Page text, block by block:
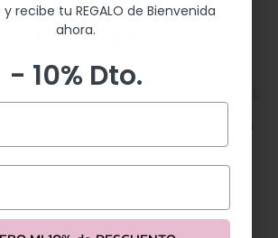
Rubio
Cultivators Tinte orgánico Henna
100gr oncología
(1)
regular
- 10% Dto.
recibe tu REGALO de Bienvenida
ahora.
- 10% Dto.